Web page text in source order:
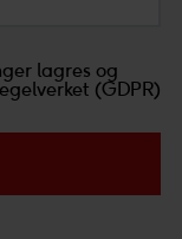
lagres og
(GDPR)